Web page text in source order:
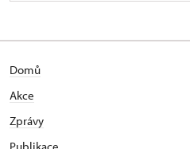
Domů
Akce
Zprávy